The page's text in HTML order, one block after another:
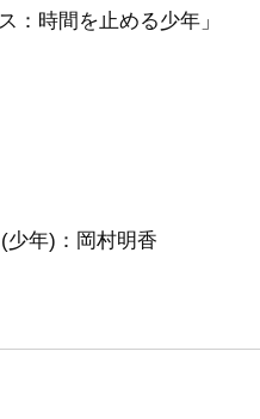
：時間を止める少年」
少年)：岡村明香